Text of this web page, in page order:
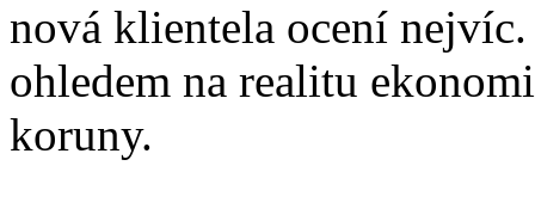
nová klientela ocení nejvíc.
ohledem na realitu
koruny.